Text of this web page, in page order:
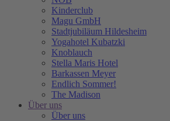
Kinderclub
Magu GmbH
Stadtjubiläum Hildesheim
Yogahotel Kubatzki
Knoblauch
Stella Maris Hotel
Barkassen Meyer
Endlich Sommer!
The Madison
Über uns
Über uns